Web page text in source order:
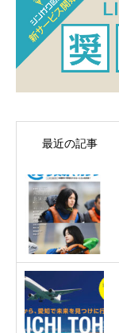
最近の記事